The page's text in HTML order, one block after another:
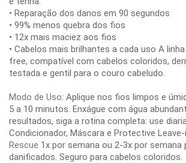
• Reparação dos danos em 90 segundos
• 99% menos quebra dos fios
• 12x mais maciez aos fios
• Cabelos mais brilhantes a cada uso A
free, compatível com cabelos coloridos,
testada e gentil para o couro cabeludo.
Modo de Uso: Aplique nos fios limpos e
5 a 10 minutos. Enxágue com água
resultados, siga a rotina completa: use
Condicionador, Máscara e Protective Leave-
Rescue 1x por semana ou 2-3x por semana
danificados. Seguro para cabelos coloridos.